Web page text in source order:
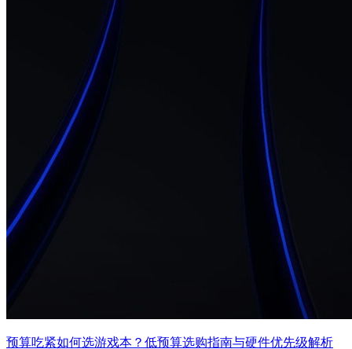
预算吃紧如何选游戏本？低预算选购指南与硬件优先级解析